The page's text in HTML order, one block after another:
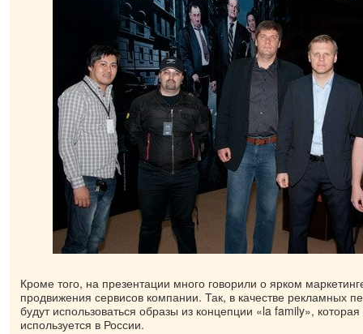
Кроме того, на презентации много говорили о ярком
продвижения сервисов компании. Так, в качестве рекламных
будут использоваться образы из концепции «la family»,
используется в России.